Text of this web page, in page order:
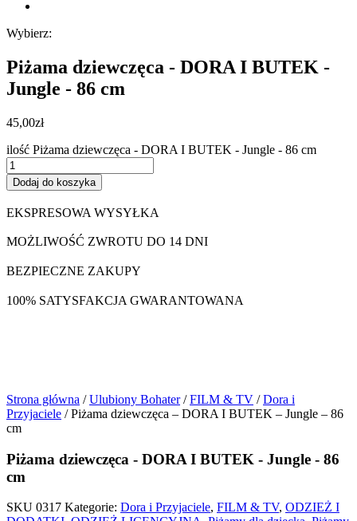
Wybierz:
Piżama dziewczęca - DORA I BUTEK -
Jungle - 86 cm
45,00zł
ilość Piżama dziewczęca - DORA I BUTEK - Jungle - 86 cm
Dodaj do koszyka
EKSPRESOWA WYSYŁKA
MOŻLIWOŚĆ ZWROTU DO 14 DNI
BEZPIECZNE ZAKUPY
100% SATYSFAKCJA GWARANTOWANA
Strona główna /Ulubiony Bohater/FILM & TV /Dora i
Przyjaciele / Piżama dziewczęca – DORA I BUTEK – Jungle – 86
cm
Piżama dziewczęca - DORA I BUTEK - Jungle - 86
cm
SKU 0317 Kategorie: Dora i Przyjaciele, FILM & TV, ODZIEŻ I